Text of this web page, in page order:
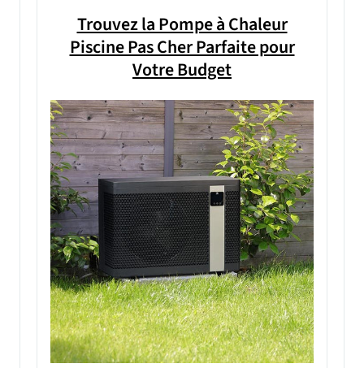
Trouvez la Pompe à Chaleur
Piscine Pas Cher Parfaite pour
Votre Budget